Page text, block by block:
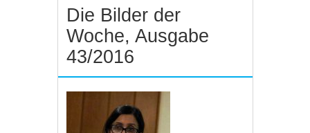
Die Bilder der
Woche, Ausgabe
43/2016